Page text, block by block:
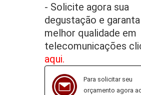
- Solicite agora sua
degustação e
melhor qualidade em
telecomunicações
aqui.
Para solicitar seu
orçamento agora